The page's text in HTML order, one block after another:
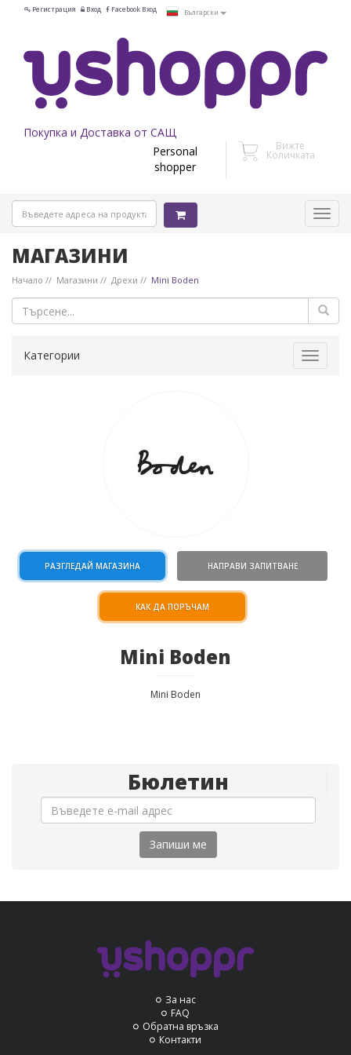
Регистрация Вход Facebook Вход Български
Покупка и Доставка от САЩ
Personal
shopper
Вижте
Количката
МАГАЗИНИ
Начало Магазини Дрехи Mini Boden
Toggle
Категории
РАЗГЛЕДАЙ МАГАЗИНА НАПРАВИ ЗАПИТВАНЕ
КАК ДА ПОРЪЧАМ
Mini Boden
Mini Boden
Бюлетин
Запиши ме
За нас
FAQ
Обратна връзка
Контакти